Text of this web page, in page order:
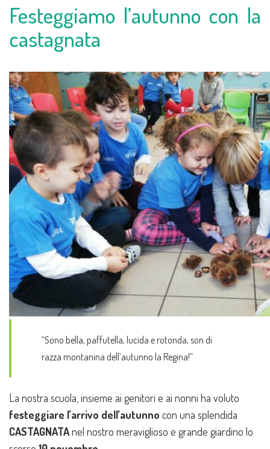
Festeggiamo l’autunno con la
castagnata
“Sono bella, paffutella, lucida e rotonda, son di
razza montanina dell’autunno la Regina!”
La nostra scuola, insieme ai genitori e ai nonni ha voluto
festeggiare l’arrivo dell’autunno con una splendida
CASTAGNATAnel nostro meraviglioso e grande giardino lo